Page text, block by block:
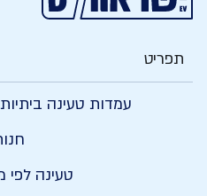
עמדות טעינה ביתיות
טעינה לפי מותג